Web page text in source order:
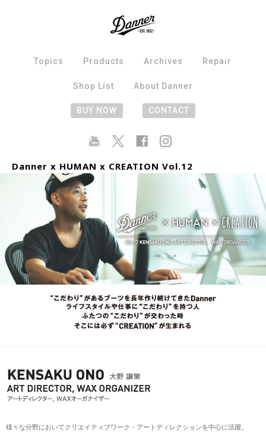
Topics Products Archives Repair
Shop List About Danner
BUY NOW CONTACT
Danner x HUMAN x CREATION Vol.12
様々な分野においてクリエイティブワーク・アートディレクションを中心に活躍。